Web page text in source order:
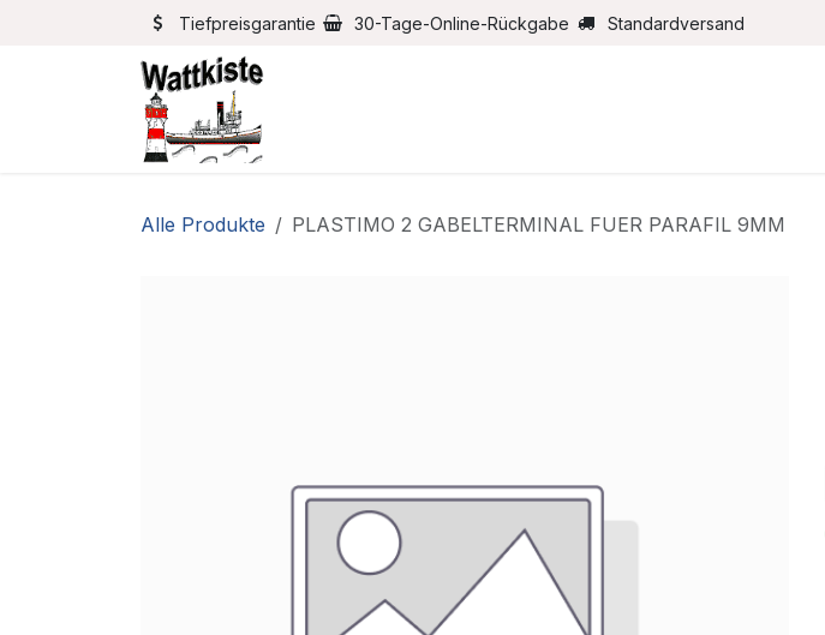
Zum Inhalt springenTiefpreisgarantie 30-Tage-Online-Rückgabe Standardversand
Alle Produkte PLASTIMO 2 GABELTERMINAL FUER PARAFIL 9MM